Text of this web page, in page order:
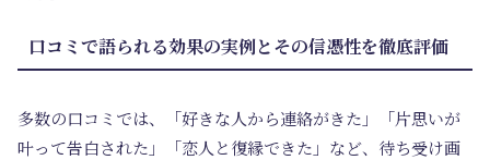
口コミで語られる効果の実例とその信憑性を徹底評価
多数の口コミでは、「好きな人から連絡がきた」「片思いが
叶って告白された」「恋人と復縁できた」など、待ち受け画